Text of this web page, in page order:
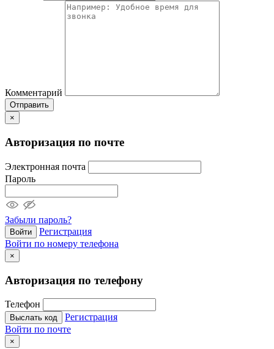
Комментарий
Отправить
×
Авторизация по почте
Электронная почта
Пароль
Забыли пароль?
Войти
Регистрация
Войти по номеру телефона
×
Авторизация по телефону
Телефон
Выслать код
Регистрация
Войти по почте
×